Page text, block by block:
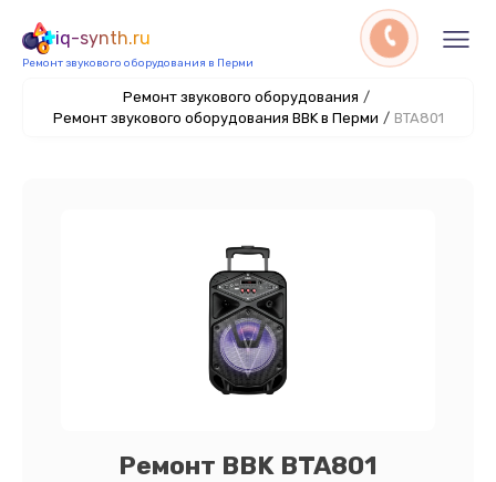
iq-synth.ru
Ремонт звукового оборудования в Перми
Ремонт звукового оборудования /
Ремонт звукового оборудования BBK в Перми / BTA801
Ремонт BBK BTA801